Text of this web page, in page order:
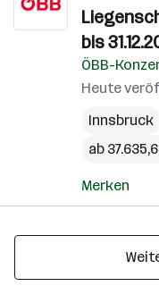
bis
ÖBB-
Heute
Innsbruck
ab
Merken